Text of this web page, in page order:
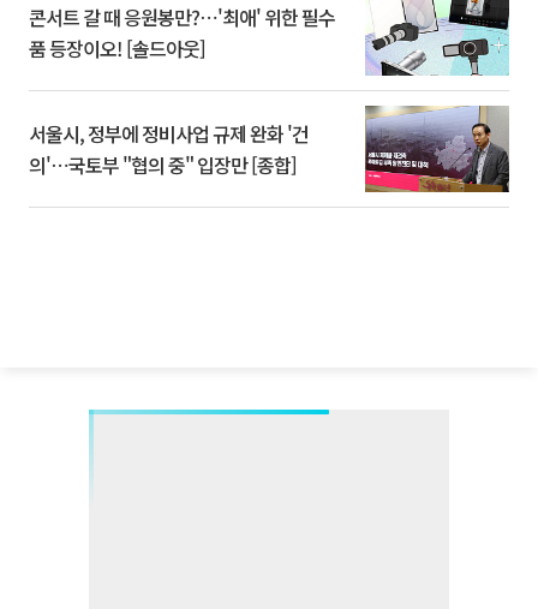
콘서트 갈 때 응원봉만?⋯'최애' 위한 필수
품 등장이오! [솔드아웃]
서울시, 정부에 정비사업 규제 완화 '건
의'⋯국토부 "협의 중" 입장만 [종합]